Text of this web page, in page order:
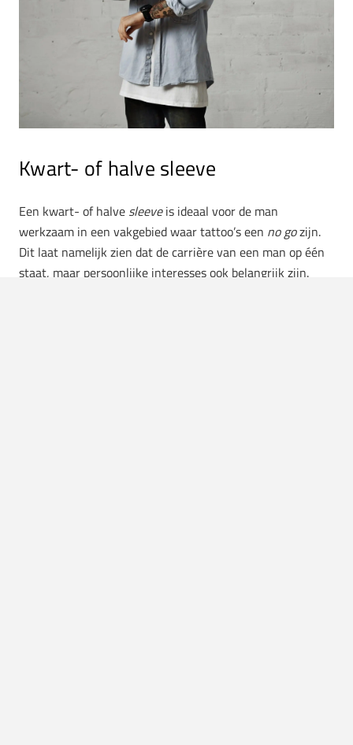
Kwart- of halve sleeve
Een kwart- of halve sleeveis ideaal voor de man
werkzaam in een vakgebied waar tattoo’s een no gozijn.
Dit laat namelijk zien dat de carrière van een man op één
staat, maar persoonlijke interesses ook belangrijk zijn.